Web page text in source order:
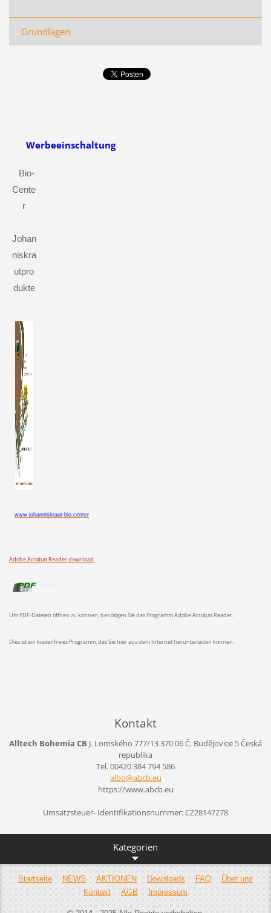
Grundlagen
Werbeeinschaltung
Bio-
Cente
r
Johan
niskra
utpro
dukte
www.johanniskraut-bio.center
Adobe Acrobat Reader download
Um PDF-Dateien öffnen zu können, benötigen Sie das Programm Adobe Acrobat Reader.
Dies ist ein kostenfreies Programm, das Sie hier aus dem Internet herunterladen können.
Kontakt
Alltech Bohemia CB J. Lomského 777/13370 06 Č. Budějovice 5Česká
republika
Tel. 00420 384 794 586
albo@abcb.eu
https://www.abcb.eu
Umsatzsteuer- Identifikationsnummer: CZ28147278
Kategorien
Startseite NEWS AKTIONEN Downloads FAQ
Über uns
Kontakt
AGB Impressum